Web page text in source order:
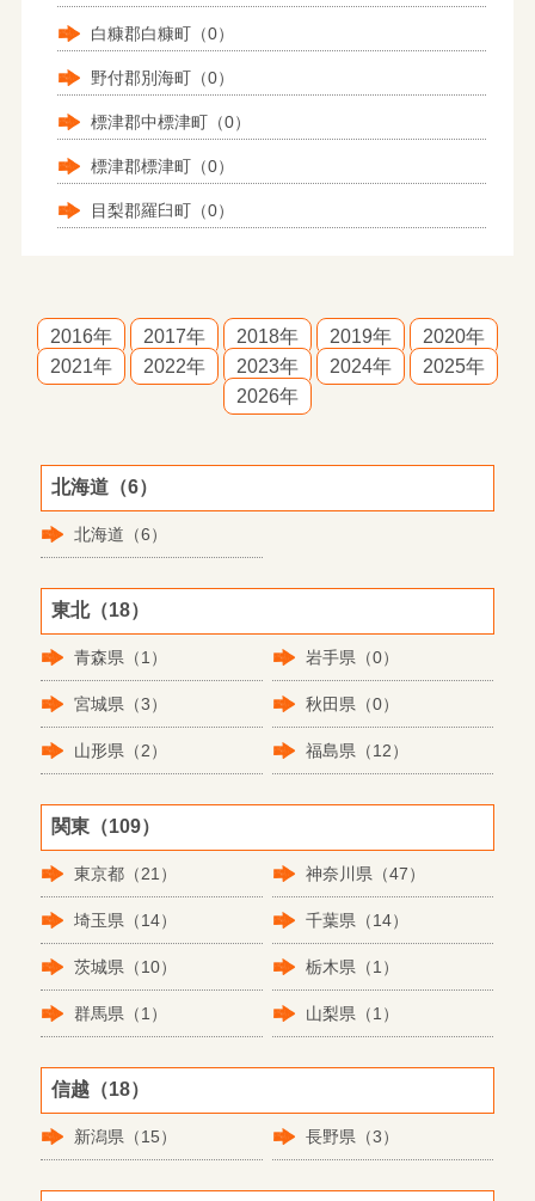
白糠郡白糠町（0）
野付郡別海町（0）
標津郡中標津町（0）
標津郡標津町（0）
目梨郡羅臼町（0）
2016年 2017年 2018年 2019年
2020年
2021年
2022年 2023年 2024年
2025年
2026年
北海道（6）
北海道（6）
東北（18）
青森県（1） 岩手県（0）
宮城県（3） 秋田県（0）
山形県（2） 福島県（12）
関東（109）
東京都（21） 神奈川県（47）
埼玉県（14） 千葉県（14）
茨城県（10） 栃木県（1）
群馬県（1） 山梨県（1）
信越（18）
新潟県（15） 長野県（3）